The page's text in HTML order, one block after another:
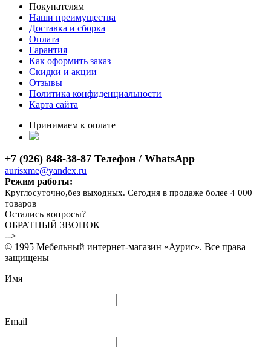
Покупателям
Наши преимущества
Доставка и сборка
Оплата
Гарантия
Как оформить заказ
Скидки и акции
Отзывы
Политика конфиденциальности
Карта сайта
Принимаем к оплате
+7 (926) 848-38-87 Телефон / WhatsApp
aurisxme@yandex.ru
Режим работы:
Круглосуточно,без выходных. Сегодня в продаже более 4 000
товаров
Остались вопросы?
ОБРАТНЫЙ ЗВОНОК
-->
© 1995 Мебельный интернет-магазин «Аурис». Все права
защищены
Имя
Email